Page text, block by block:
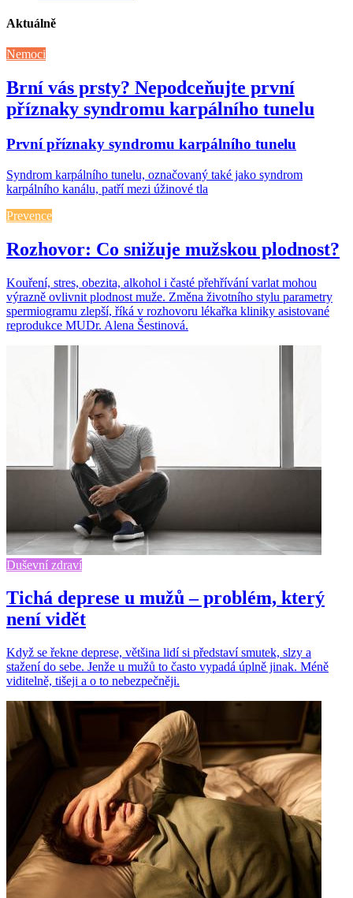
Aktuálně
Nemoci
Brní vás prsty? Nepodceňujte první
příznaky syndromu karpálního tunelu
První příznaky syndromu karpálního tunelu
Syndrom karpálního tunelu, označovaný také jako syndrom
karpálního kanálu, patří mezi úžinové tla
Prevence
Rozhovor: Co snižuje mužskou plodnost?
Kouření, stres, obezita, alkohol i časté přehřívání varlat mohou
výrazně ovlivnit plodnost muže. Změna životního stylu parametry
spermiogramu zlepší, říká v rozhovoru lékařka kliniky asistované
reprodukce MUDr. Alena Šestinová.
Duševní zdraví
Tichá deprese u mužů – problém, který
není vidět
Když se řekne deprese, většina lidí si představí smutek, slzy a
stažení do sebe. Jenže u mužů to často vypadá úplně jinak. Méně
viditelně, tišeji a o to nebezpečněji.